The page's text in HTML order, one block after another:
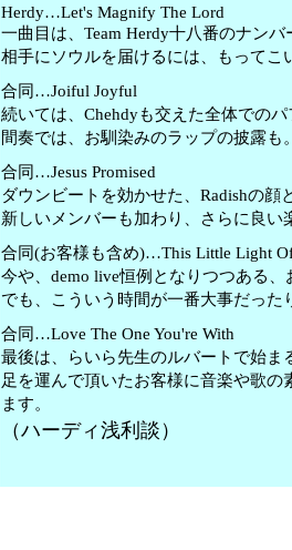
Herdy…Let's Magnify The Lord
一曲目は、Team Herdy十八番のナンバ
相手にソウルを届けるには、もってこ
合同…Joiful Joyful
続いては、Chehdyも交えた全体での
間奏では、お馴染みのラップの披露も
合同…Jesus Promised
ダウンビートを効かせた、Radishの顔
新しいメンバーも加わり、さらに良
合同(お客様も含め)…This Little Light
今や、demo live恒例となりつつある
でも、こういう時間が一番大事だった
合同…Love The One You're With
最後は、らいら先生のルバートで始ま
足を運んで頂いたお客様に音楽や歌
ます。
（ハーディ浅利談）